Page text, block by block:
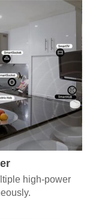
high-power